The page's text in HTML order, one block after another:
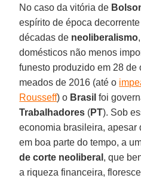
No caso da vitória de
espírito de época
décadas de neoliberalismo
domésticos não menos
funesto produzido em 28 de
meados de 2016 (até o
Rousseff) o Brasil foi
Trabalhadores (PT). Sob
economia brasileira, apesar
em boa parte do tempo, a
de corte neoliberal , que
a riqueza financeira,